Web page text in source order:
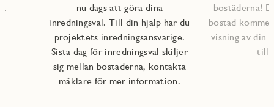
nu dags att göra dina
inredningsval. Till din hjälp har du
projektets inredningsansvarige.
Sista dag för inredningsval skiljer
sig mellan bostäderna, kontakta
mäklare för mer information.
bostäderna!
bostad
visning av din